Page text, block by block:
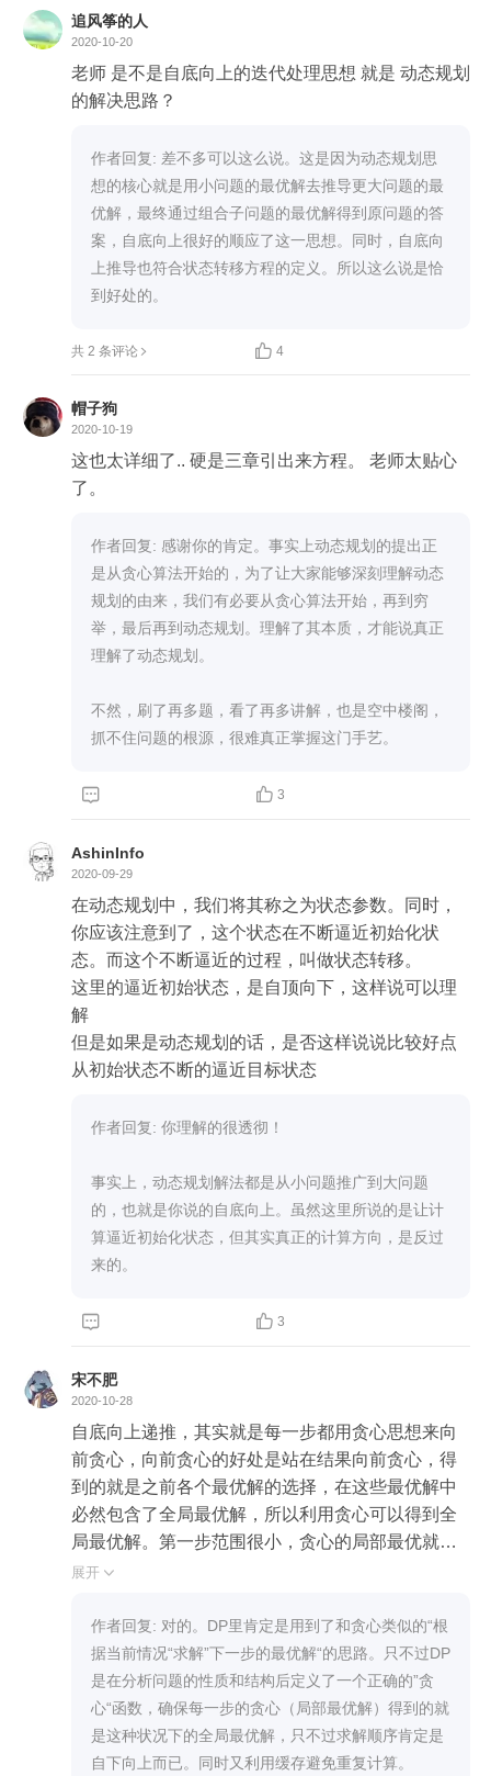
        }
        return max;
    }
时间复杂度: O(n)
空间复杂度: O(n)
空间优化: 在状态转移的过程中, 使用变量记录前一
次状态和当前状态
    public int maxSubArray(int[] nums) {
ception("nums can not be null!");
        if (nums.length == 0) return 0;
        int p = nums[0];
        for (int i = 1; i < nums.length; i++) {
            int t = Math.max(p + nums[i], nums[i]);
            max = Math.max(t, max);
            p = t;
        return max;
    public int maxSubArray(int[] nums) {
        int[] dp = new int[nums.length];
        int maxSum = nums[0];
        dp[0] = nums[0];
            //因为只需要记住前一个状态，所以这里是
可以优化为一个变量来取代dp数组，这里是为了和
老师课程dp示范呼应
            dp[i] = Math.max(dp[i-1] + nums[i],nums[i]);
            maxSum = Math.max(maxSum,dp[i]);
        }
    }
追风筝的人
2020-10-20
老师 是不是自底向上的迭代处理思想 就是 动态规划
的解决思路？
作者回复: 差不多可以这么说。这是因为动态规划思
想的核心就是用小问题的最优解去推导更大问题的最
优解，最终通过组合子问题的最优解得到原问题的答
案，自底向上很好的顺应了这一思想。同时，自底向
上推导也符合状态转移方程的定义。所以这么说是恰
到好处的。
共 2 条评论  4
帽子狗
2020-10-19
这也太详细了.. 硬是三章引出来方程。 老师太贴心
了。
作者回复: 感谢你的肯定。事实上动态规划的提出正
是从贪心算法开始的，为了让大家能够深刻理解动态
规划的由来，我们有必要从贪心算法开始，再到穷
举，最后再到动态规划。理解了其本质，才能说真正
理解了动态规划。
不然，刷了再多题，看了再多讲解，也是空中楼阁，
抓不住问题的根源，很难真正掌握这门手艺。
  3
AshinInfo
2020-09-29
在动态规划中，我们将其称之为状态参数。同时，
你应该注意到了，这个状态在不断逼近初始化状
态。而这个不断逼近的过程，叫做状态转移。
这里的逼近初始状态，是自顶向下，这样说可以理
解
但是如果是动态规划的话，是否这样说说比较好点
从初始状态不断的逼近目标状态
作者回复: 你理解的很透彻！
事实上，动态规划解法都是从小问题推广到大问题
的，也就是你说的自底向上。虽然这里所说的是让计
算逼近初始化状态，但其实真正的计算方向，是反过
来的。
  3
宋不肥
2020-10-28
自底向上递推，其实就是每一步都用贪心思想来向
前贪心，向前贪心的好处是站在结果向前贪心，得
到的就是之前各个最优解的选择，在这些最优解中
必然包含了全局最优解，所以利用贪心可以得到全
局最优解。第一步范围很小，贪心的局部最优就是
全局最优。由数学归纳法，这样利用贪心往后递
底向上还省去了递归方法中判断多余分支的时间成
本和开堆栈的空间成本（但其实现在计算机体系优
化的很好了，个人感觉不是特别大的数据，这部分
空间优化的开销感觉可以忽略）.
展开 
作者回复: 对的。DP里肯定是用到了和贪心类似的“根
据当前情况“求解”下一步的最优解“的思路。只不过DP
是在分析问题的性质和结构后定义了一个正确的”贪
心“函数，确保每一步的贪心（局部最优解）得到的就
是这种状况下的全局最优解，只不过求解顺序肯定是
自下向上而已。同时又利用缓存避免重复计算。